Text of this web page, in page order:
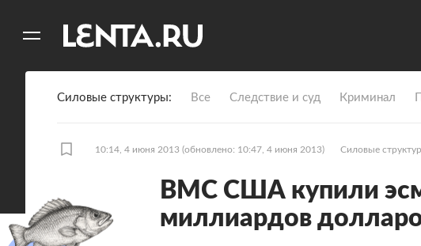
Силовые структуры Все Следствие и суд Криминал
10:14, 4 июня 2013 (обновлено: 10:47, 4 июня 2013) Силовые
ВМС США купили
миллиардов